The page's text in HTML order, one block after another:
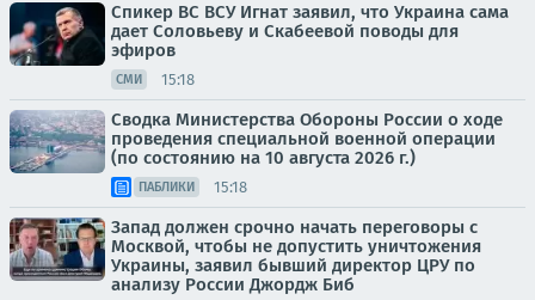
Спикер ВС ВСУ Игнат заявил, что Украина сама
дает Соловьеву и Скабеевой поводы для
эфиров
СМИ 15:18
Сводка Министерства Обороны России о ходе
проведения специальной военной операции
(по состоянию на 10 августа 2026 г.)
ПАБЛИКИ 15:18
Запад должен срочно начать переговоры с
Москвой, чтобы не допустить уничтожения
Украины, заявил бывший директор ЦРУ по
анализу России Джордж Биб